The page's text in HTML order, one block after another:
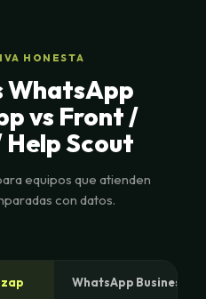
HONESTA
WhatsApp
vs Front /
Scout
equipos que atienden
con datos.
WhatsApp Business